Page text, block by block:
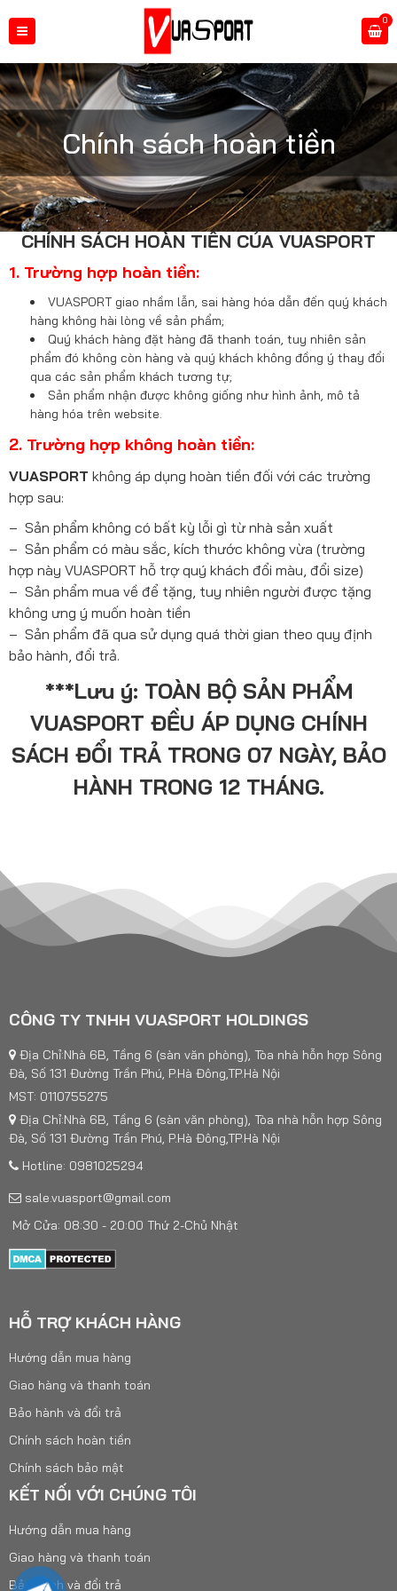
0
Chính sách hoàn tiền
CHÍNH SÁCH HOÀN TIỀN CỦA VUASPORT
1. Trường hợp hoàn tiền:
VUASPORT giao nhầm lẫn, sai hàng hóa dẫn đến quý khách
hàng không hài lòng về sản phẩm;
Quý khách hàng đặt hàng đã thanh toán, tuy nhiên sản
phẩm đó không còn hàng và quý khách không đồng ý thay đổi
qua các sản phẩm khách tương tự;
Sản phẩm nhận được không giống như hình ảnh, mô tả
hàng hóa trên website.
2. Trường hợp không hoàn tiền:
VUASPORT không áp dụng hoàn tiền đối với các trường
hợp sau:
– Sản phẩm không có bất kỳ lỗi gì từ nhà sản xuất
– Sản phẩm có màu sắc, kích thước không vừa (trường
hợp này VUASPORT hỗ trợ quý khách đổi màu, đổi size)
– Sản phẩm mua về để tặng, tuy nhiên người được tặng
không ưng ý muốn hoàn tiền
– Sản phẩm đã qua sử dụng quá thời gian theo quy định
bảo hành, đổi trả.
***Lưu ý: TOÀN BỘ SẢN PHẨM
VUASPORT ĐỀU ÁP DỤNG CHÍNH
SÁCH ĐỔI TRẢ TRONG 07 NGÀY, BẢO
HÀNH TRONG 12 THÁNG.
CÔNG TY TNHH VUASPORT HOLDINGS
Địa Chỉ:Nhà 6B, Tầng 6 (sàn văn phòng), Tòa nhà hỗn hợp Sông
Đà, Số 131 Đường Trần Phú, P.Hà Đông,TP.Hà Nội
MST: 0110755275
Địa Chỉ:Nhà 6B, Tầng 6 (sàn văn phòng), Tòa nhà hỗn hợp Sông
Đà, Số 131 Đường Trần Phú, P.Hà Đông,TP.Hà Nội
Hotline: 0981025294
sale.vuasport@gmail.com
Mở Cửa: 08:30 - 20:00 Thứ 2-Chủ Nhật
HỖ TRỢ KHÁCH HÀNG
Hướng dẫn mua hàng
Giao hàng và thanh toán
Bảo hành và đổi trả
Chính sách hoàn tiền
Chính sách bảo mật
KẾT NỐI VỚI CHÚNG TÔI
Hướng dẫn mua hàng
Giao hàng và thanh toán
Bảo hành và đổi trả